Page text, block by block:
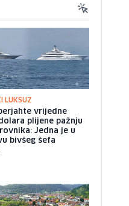
LUKSUZ
vrijedne
plijene pažnju
Jedna je u
bivšeg šefa